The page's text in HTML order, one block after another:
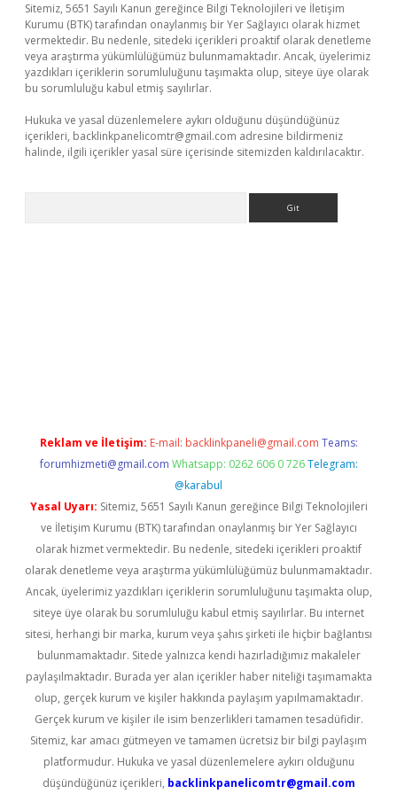
Sitemiz, 5651 Sayılı Kanun gereğince Bilgi Teknolojileri ve İletişim
Kurumu (BTK) tarafından onaylanmış bir Yer Sağlayıcı olarak hizmet
vermektedir. Bu nedenle, sitedeki içerikleri proaktif olarak denetleme
veya araştırma yükümlülüğümüz bulunmamaktadır. Ancak, üyelerimiz
yazdıkları içeriklerin sorumluluğunu taşımakta olup, siteye üye olarak
bu sorumluluğu kabul etmiş sayılırlar.
Hukuka ve yasal düzenlemelere aykırı olduğunu düşündüğünüz
içerikleri, backlinkpanelicomtr@gmail.com adresine bildirmeniz
halinde, ilgili içerikler yasal süre içerisinde sitemizden kaldırılacaktır.
Reklam ve İletişim: E-mail: backlinkpaneli@gmail.com Teams:
forumhizmeti@gmail.com Whatsapp: 0262 606 0 726 Telegram:
@karabul
Yasal Uyarı: Sitemiz, 5651 Sayılı Kanun gereğince Bilgi Teknolojileri
ve İletişim Kurumu (BTK) tarafından onaylanmış bir Yer Sağlayıcı
olarak hizmet vermektedir. Bu nedenle, sitedeki içerikleri proaktif
olarak denetleme veya araştırma yükümlülüğümüz bulunmamaktadır.
Ancak, üyelerimiz yazdıkları içeriklerin sorumluluğunu taşımakta olup,
siteye üye olarak bu sorumluluğu kabul etmiş sayılırlar. Bu internet
sitesi, herhangi bir marka, kurum veya şahıs şirketi ile hiçbir bağlantısı
bulunmamaktadır. Sitede yalnızca kendi hazırladığımız makaleler
paylaşılmaktadır. Burada yer alan içerikler haber niteliği taşımamakta
olup, gerçek kurum ve kişiler hakkında paylaşım yapılmamaktadır.
Gerçek kurum ve kişiler ile isim benzerlikleri tamamen tesadüfidir.
Sitemiz, kar amacı gütmeyen ve tamamen ücretsiz bir bilgi paylaşım
platformudur. Hukuka ve yasal düzenlemelere aykırı olduğunu
düşündüğünüz içerikleri, backlinkpanelicomtr@gmail.com